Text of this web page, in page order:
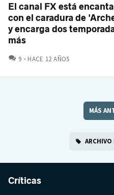
El canal FX está
con el caradura de
y encarga dos
más
9 COMENTARIOS
HACE 12 AÑOS
MÁS
Críticas